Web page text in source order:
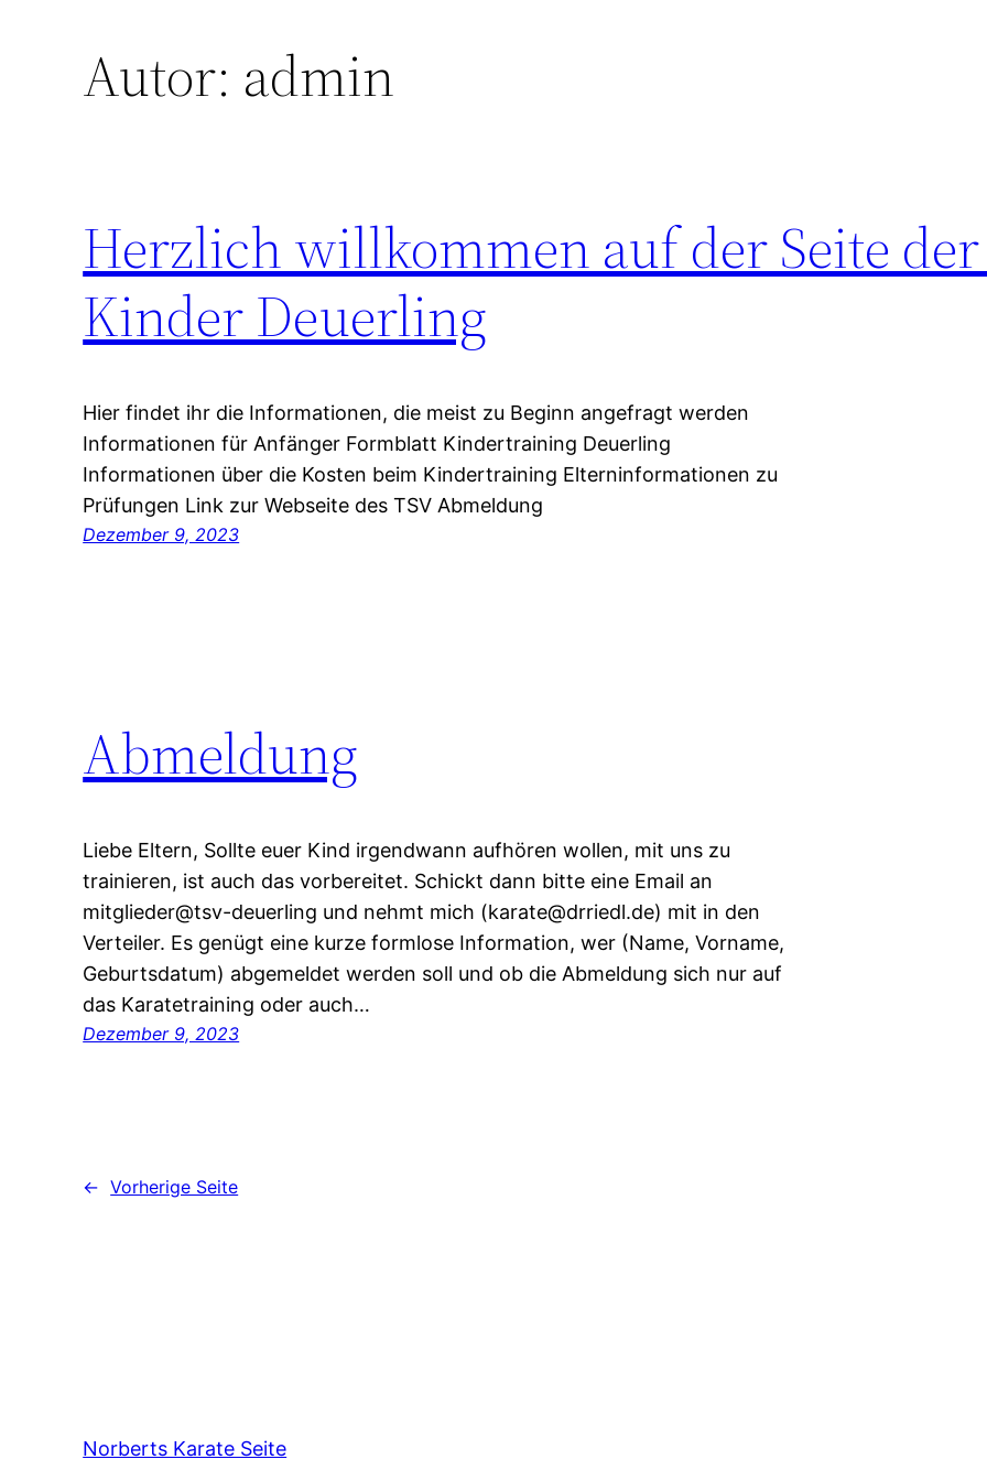
Autor: admin
Herzlich willkommen auf der Seite
Kinder Deuerling
Hier findet ihr die Informationen, die meist zu Beginn angefragt werden
Informationen für Anfänger Formblatt Kindertraining Deuerling
Informationen über die Kosten beim Kindertraining Elterninformationen zu
Prüfungen Link zur Webseite des TSV Abmeldung
Dezember 9, 2023
Abmeldung
Liebe Eltern, Sollte euer Kind irgendwann aufhören wollen, mit uns zu
trainieren, ist auch das vorbereitet. Schickt dann bitte eine Email an
mitglieder@tsv-deuerling und nehmt mich (karate@drriedl.de) mit in den
Verteiler. Es genügt eine kurze formlose Information, wer (Name, Vorname,
Geburtsdatum) abgemeldet werden soll und ob die Abmeldung sich nur auf
das Karatetraining oder auch…
Dezember 9, 2023
← Vorherige Seite
Norberts Karate Seite